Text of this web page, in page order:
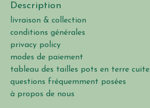
Description
livraison & collection
conditions générales
privacy policy
modes de paiement
tableau des tailles pots en terre cuite
questions fréquemment posées
à propos de nous